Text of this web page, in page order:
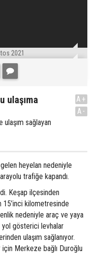
2021
ulaşıma
ulaşım sağlayan
A+
A-
heyelan nedeniyle
trafiğe kapandı.
Keşap ilçesinden
15’inci kilometresinde
nedeniyle araç ve yaya
yol gösterici levhalar
ulaşım sağlanıyor.
Merkeze bağlı Duroğlu